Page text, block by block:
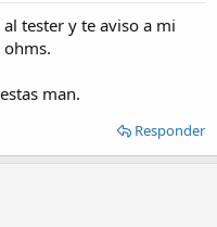
tester y te aviso a mi
man.
Responder